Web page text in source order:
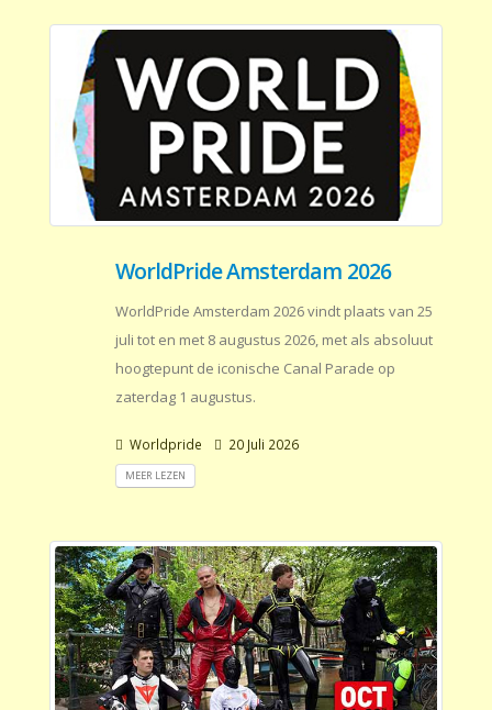
WorldPride Amsterdam 2026
WorldPride Amsterdam 2026 vindt plaats van 25
juli tot en met 8 augustus 2026, met als absoluut
hoogtepunt de iconische Canal Parade op
zaterdag 1 augustus.
Worldpride 20 Juli 2026
MEER LEZEN